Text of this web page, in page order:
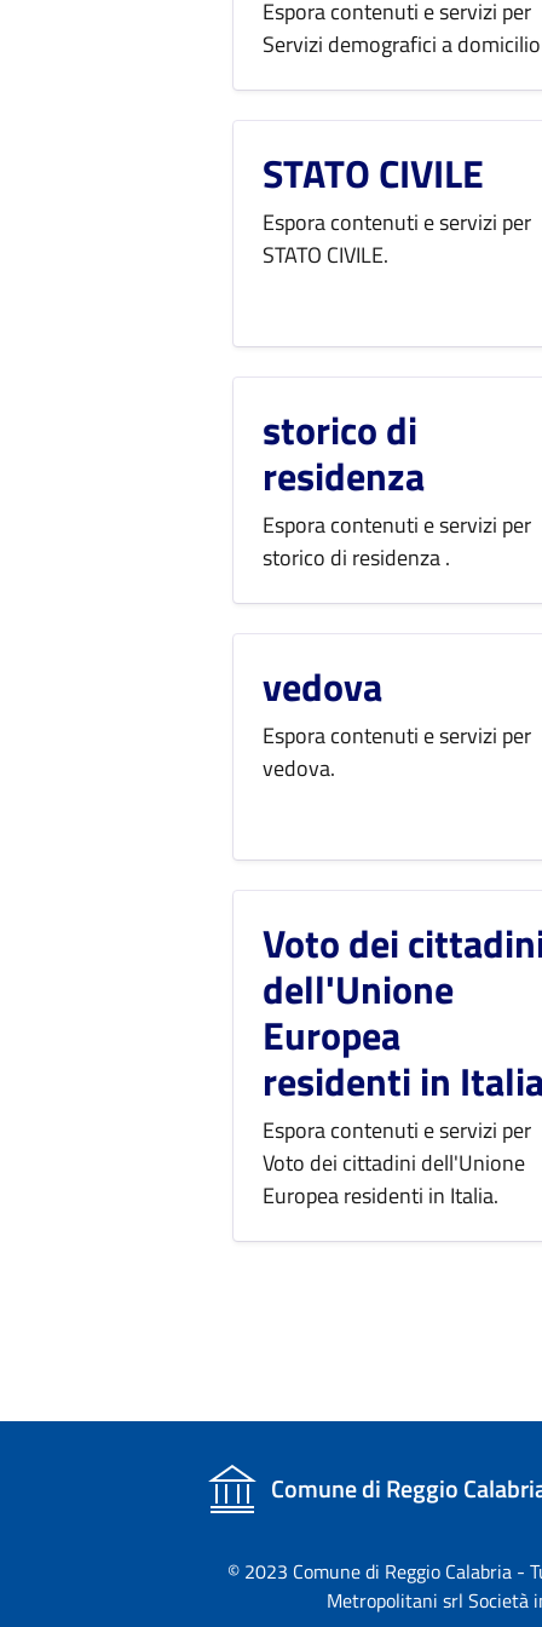
Espora contenuti e servizi per
Servizi demografici a
STATO CIVILE
Espora contenuti e servizi per
STATO CIVILE.
storico di
residenza
Espora contenuti e servizi per
storico di residenza .
vedova
Espora contenuti e servizi per
vedova.
Voto dei
dell'Unione
Europea
residenti in
Espora contenuti e servizi per
Voto dei cittadini dell'Unione
Europea residenti in Italia.
Comune di Reggio
© 2023 Comune di Reggio Calabria
Metropolitani srl Società